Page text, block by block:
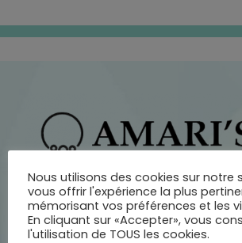
Nous utilisons des cookies sur notre
vous offrir l'expérience la plus
mémorisant vos préférences et les
En cliquant sur «Accepter», vous
l'utilisation de TOUS les cookies.